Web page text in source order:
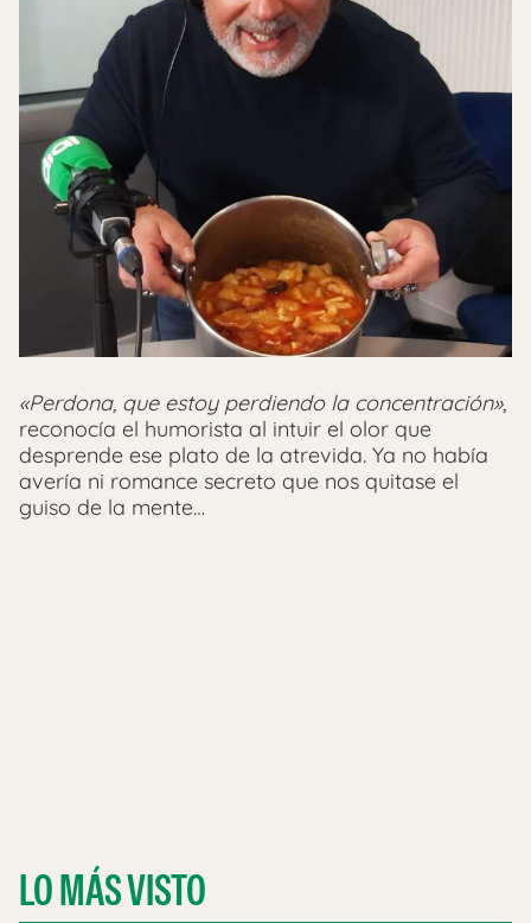
«Perdona, que estoy perdiendo la concentración»,
reconocía el humorista al intuir el olor que
desprende ese plato de la atrevida. Ya no había
avería ni romance secreto que nos quitase el
guiso de la mente…
LO MÁS VISTO